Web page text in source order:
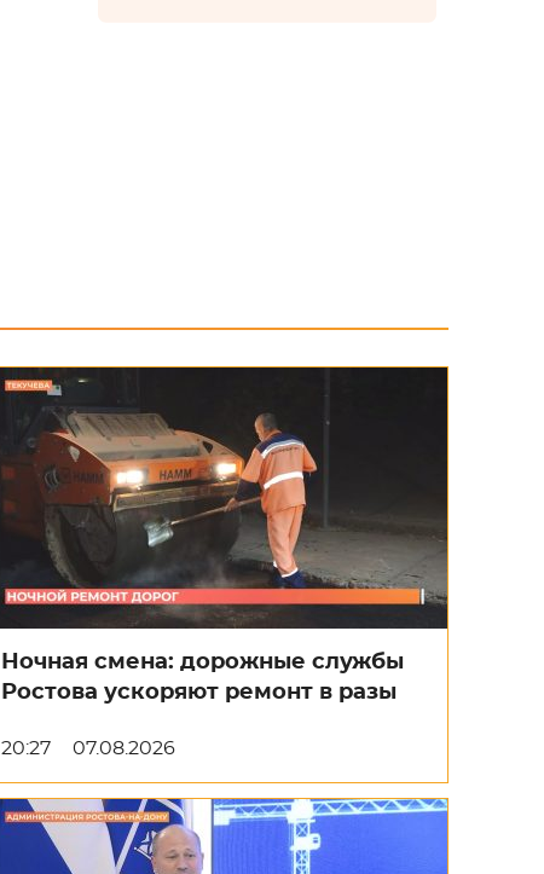
Ночная смена: дорожные службы
Ростова ускоряют ремонт в разы
20:27 07.08.2026